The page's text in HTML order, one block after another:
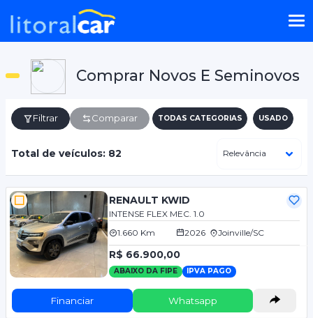
Comprar Novos E Seminovos
Filtrar Comparar TODAS CATEGORIAS USADO
Total de veículos: 82
RENAULT KWID
INTENSE FLEX MEC. 1.0
1.660 Km
2026 Joinville/SC
R$ 66.900,00
ABAIXO DA FIPE IPVA PAGO
Financiar Whatsapp